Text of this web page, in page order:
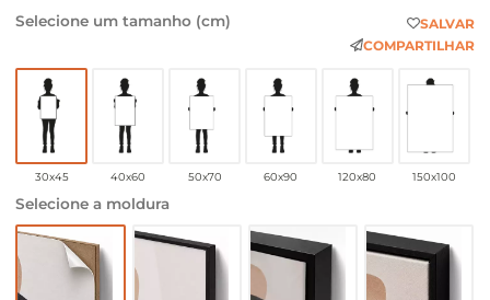
Selecione um tamanho (cm)
SALVAR
COMPARTILHAR
30x45 40x60 50x70 60x90 120x80 150x100
Selecione a moldura